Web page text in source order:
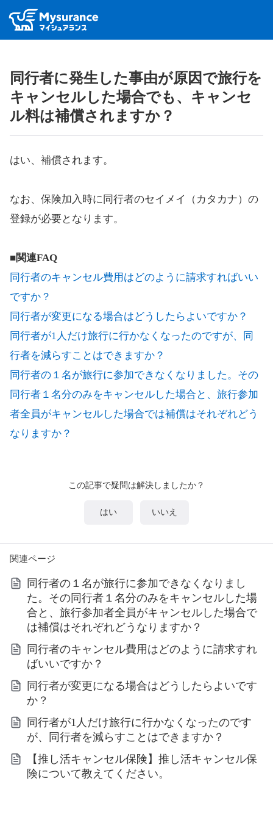
同行者に発生した事由が原因で旅行を
キャンセルした場合でも、キャンセ
ル料は補償されますか？
はい、補償されます。
なお、保険加入時に同行者のセイメイ（カタカナ）の
登録が必要となります。
■関連FAQ
同行者のキャンセル費用はどのように請求すればいい
ですか？
同行者が変更になる場合はどうしたらよいですか？
同行者が1人だけ旅行に行かなくなったのですが、同
行者を減らすことはできますか？
同行者の１名が旅行に参加できなくなりました。その
同行者１名分のみをキャンセルした場合と、旅行参加
者全員がキャンセルした場合では補償はそれぞれどう
なりますか？
この記事で疑問は解決しましたか？
はい いいえ
関連ページ
同行者の１名が旅行に参加できなくなりまし
た。その同行者１名分のみをキャンセルした場
合と、旅行参加者全員がキャンセルした場合で
は補償はそれぞれどうなりますか？
同行者のキャンセル費用はどのように請求すれ
ばいいですか？
同行者が変更になる場合はどうしたらよいです
か？
同行者が1人だけ旅行に行かなくなったのです
が、同行者を減らすことはできますか？
【推し活キャンセル保険】推し活キャンセル保
険について教えてください。